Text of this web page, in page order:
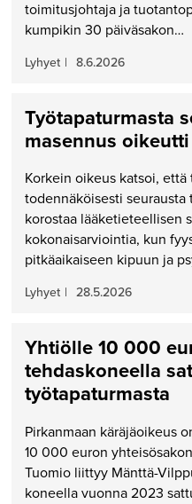
toimitusjohtaja ja
kumpikin 30 päiväsakon…
Lyhyet | 8.6.2026
Työtapaturmasta
masennus
Korkein oikeus katsoi,
todennäköisesti seurausta
korostaa lääketieteellisen
kokonaisarviointia, kun
pitkäaikaiseen kipuun ja
Lyhyet | 28.5.2026
Yhtiölle 10 000
tehdaskoneella
työtapaturmasta
Pirkanmaan käräjäoikeus
10 000 euron
Tuomio liittyy Mänttä-
koneella vuonna 2023